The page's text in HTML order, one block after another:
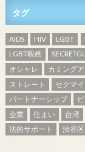
タグ
AIDS HIV LGBT
LGBT映画
オシャレ
カミングア
ストレート
セクマイ
パートナーシップ
企業
住まい 台湾
法的サポート
渋谷区